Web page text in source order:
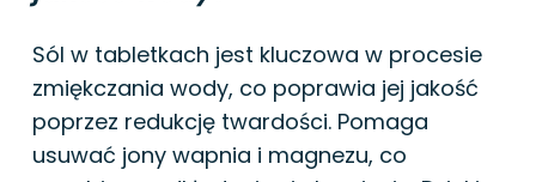
Sól w tabletkach jest kluczowa w procesie
zmiękczania wody, co poprawia jej jakość
poprzez redukcję twardości. Pomaga
usuwać jony wapnia i magnezu, co